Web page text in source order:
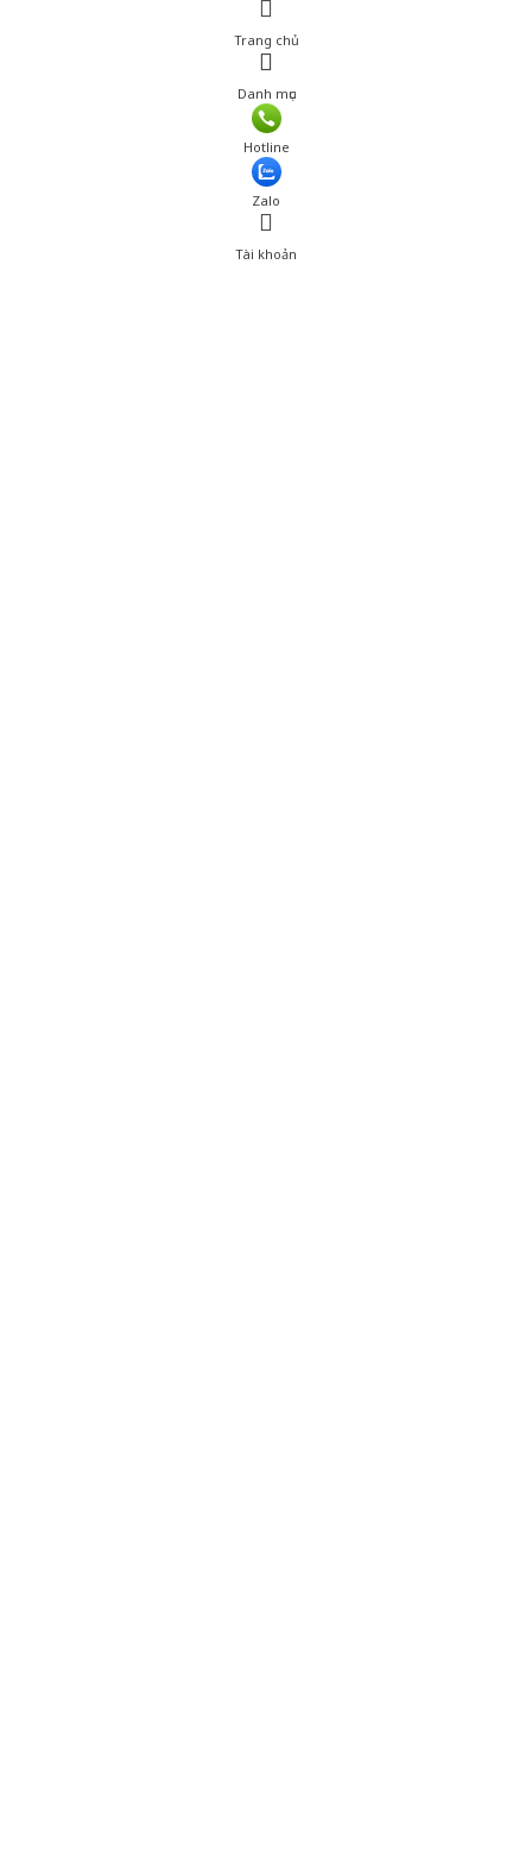
Trang chủ
Danh mục
Hotline
Zalo
Tài khoản